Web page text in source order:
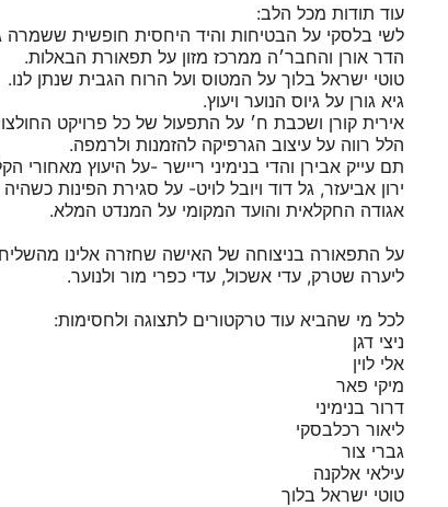
עוד תודות מכל הלב:
לשי בלסקי על הבטיחות והיד היחסית חופשית ששמרה
הדר אורן והחבר׳ה ממרכז מזון על תפאורת הבאלות.
טוטי ישראל בלוך על המטוס ועל הרוח הגבית שנתן לנו.
גיא גורן על גיוס הנוער ויעוץ.
אירית קורן ושכבת ח׳ על התפעול של כל פרויקט
הלל רווה על עיצוב הגרפיקה להזמנות ולרמפה.
תם עייק אבירן והדי בנימיני ריישר -על היעוץ מאחורי
ירון אביעזר, גל דוד ויובל לויט- על סגירת הפינות
אגודה החקלאית והועד המקומי על המנדט המלא.
על התפאורה בניצוחה של האישה שחזרה אלינו
ליערה שטרק, עדי אשכול, עדי כפרי מור ולנוער.
לכל מי שהביא עוד טרקטורים לתצוגה ולחסימות:
ניצי דגן
אלי לוין
מיקי פאר
דרור בנימיני
ליאור רכלבסקי
גברי צור
עילאי אלקנה
טוטי ישראל בלוך